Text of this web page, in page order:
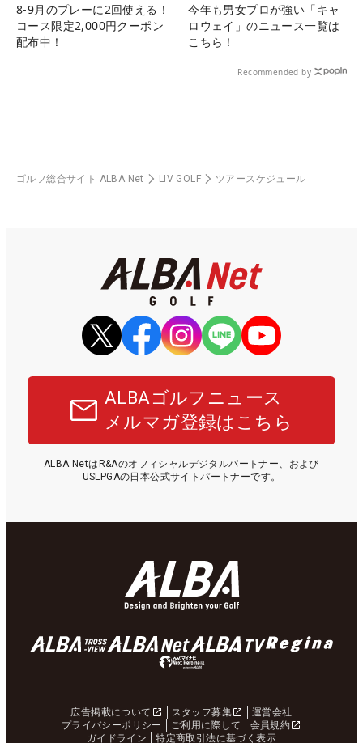
8-9月のプレーに2回使える！
コース限定2,000円クーポン
配布中！
今年も男女プロが強い「キャ
ロウェイ」のニュース一覧は
こちら！
Recommended by
ゴルフ総合サイト ALBA Net LIV GOLF ツアースケジュール
ALBAゴルフニュース
メルマガ登録はこちら
ALBA NetはR&Aのオフィシャルデジタルパートナー、および
USLPGAの日本公式サイトパートナーです。
広告掲載について スタッフ募集
運営会社
プライバシーポリシー
ご利用に際して
会員規約
ガイドライン
特定商取引法に基づく表示